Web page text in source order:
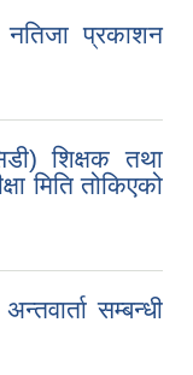
नतिजा प्रकाशन
शिक्षक तथा
मिति तोकिएको
सम्बन्धी